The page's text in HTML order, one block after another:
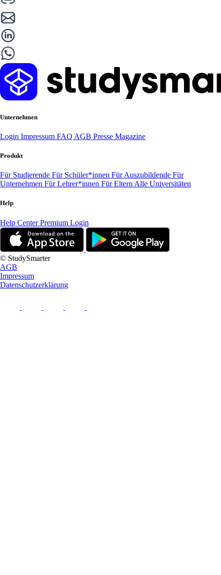
Unternehmen
Login Impressum FAQ AGB Presse Magazine
Produkt
Für Studierende Für Schüler*innen Für Auszubildende Für
Unternehmen Für Lehrer*innen Für Eltern Alle Universitäten
Help
Help CenterPremium Login
© StudySmarter
AGB
Impressum
Datenschutzerklärung